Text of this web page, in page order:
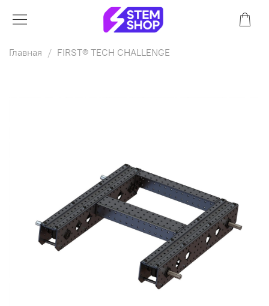
Главная FIRST® TECH CHALLENGE